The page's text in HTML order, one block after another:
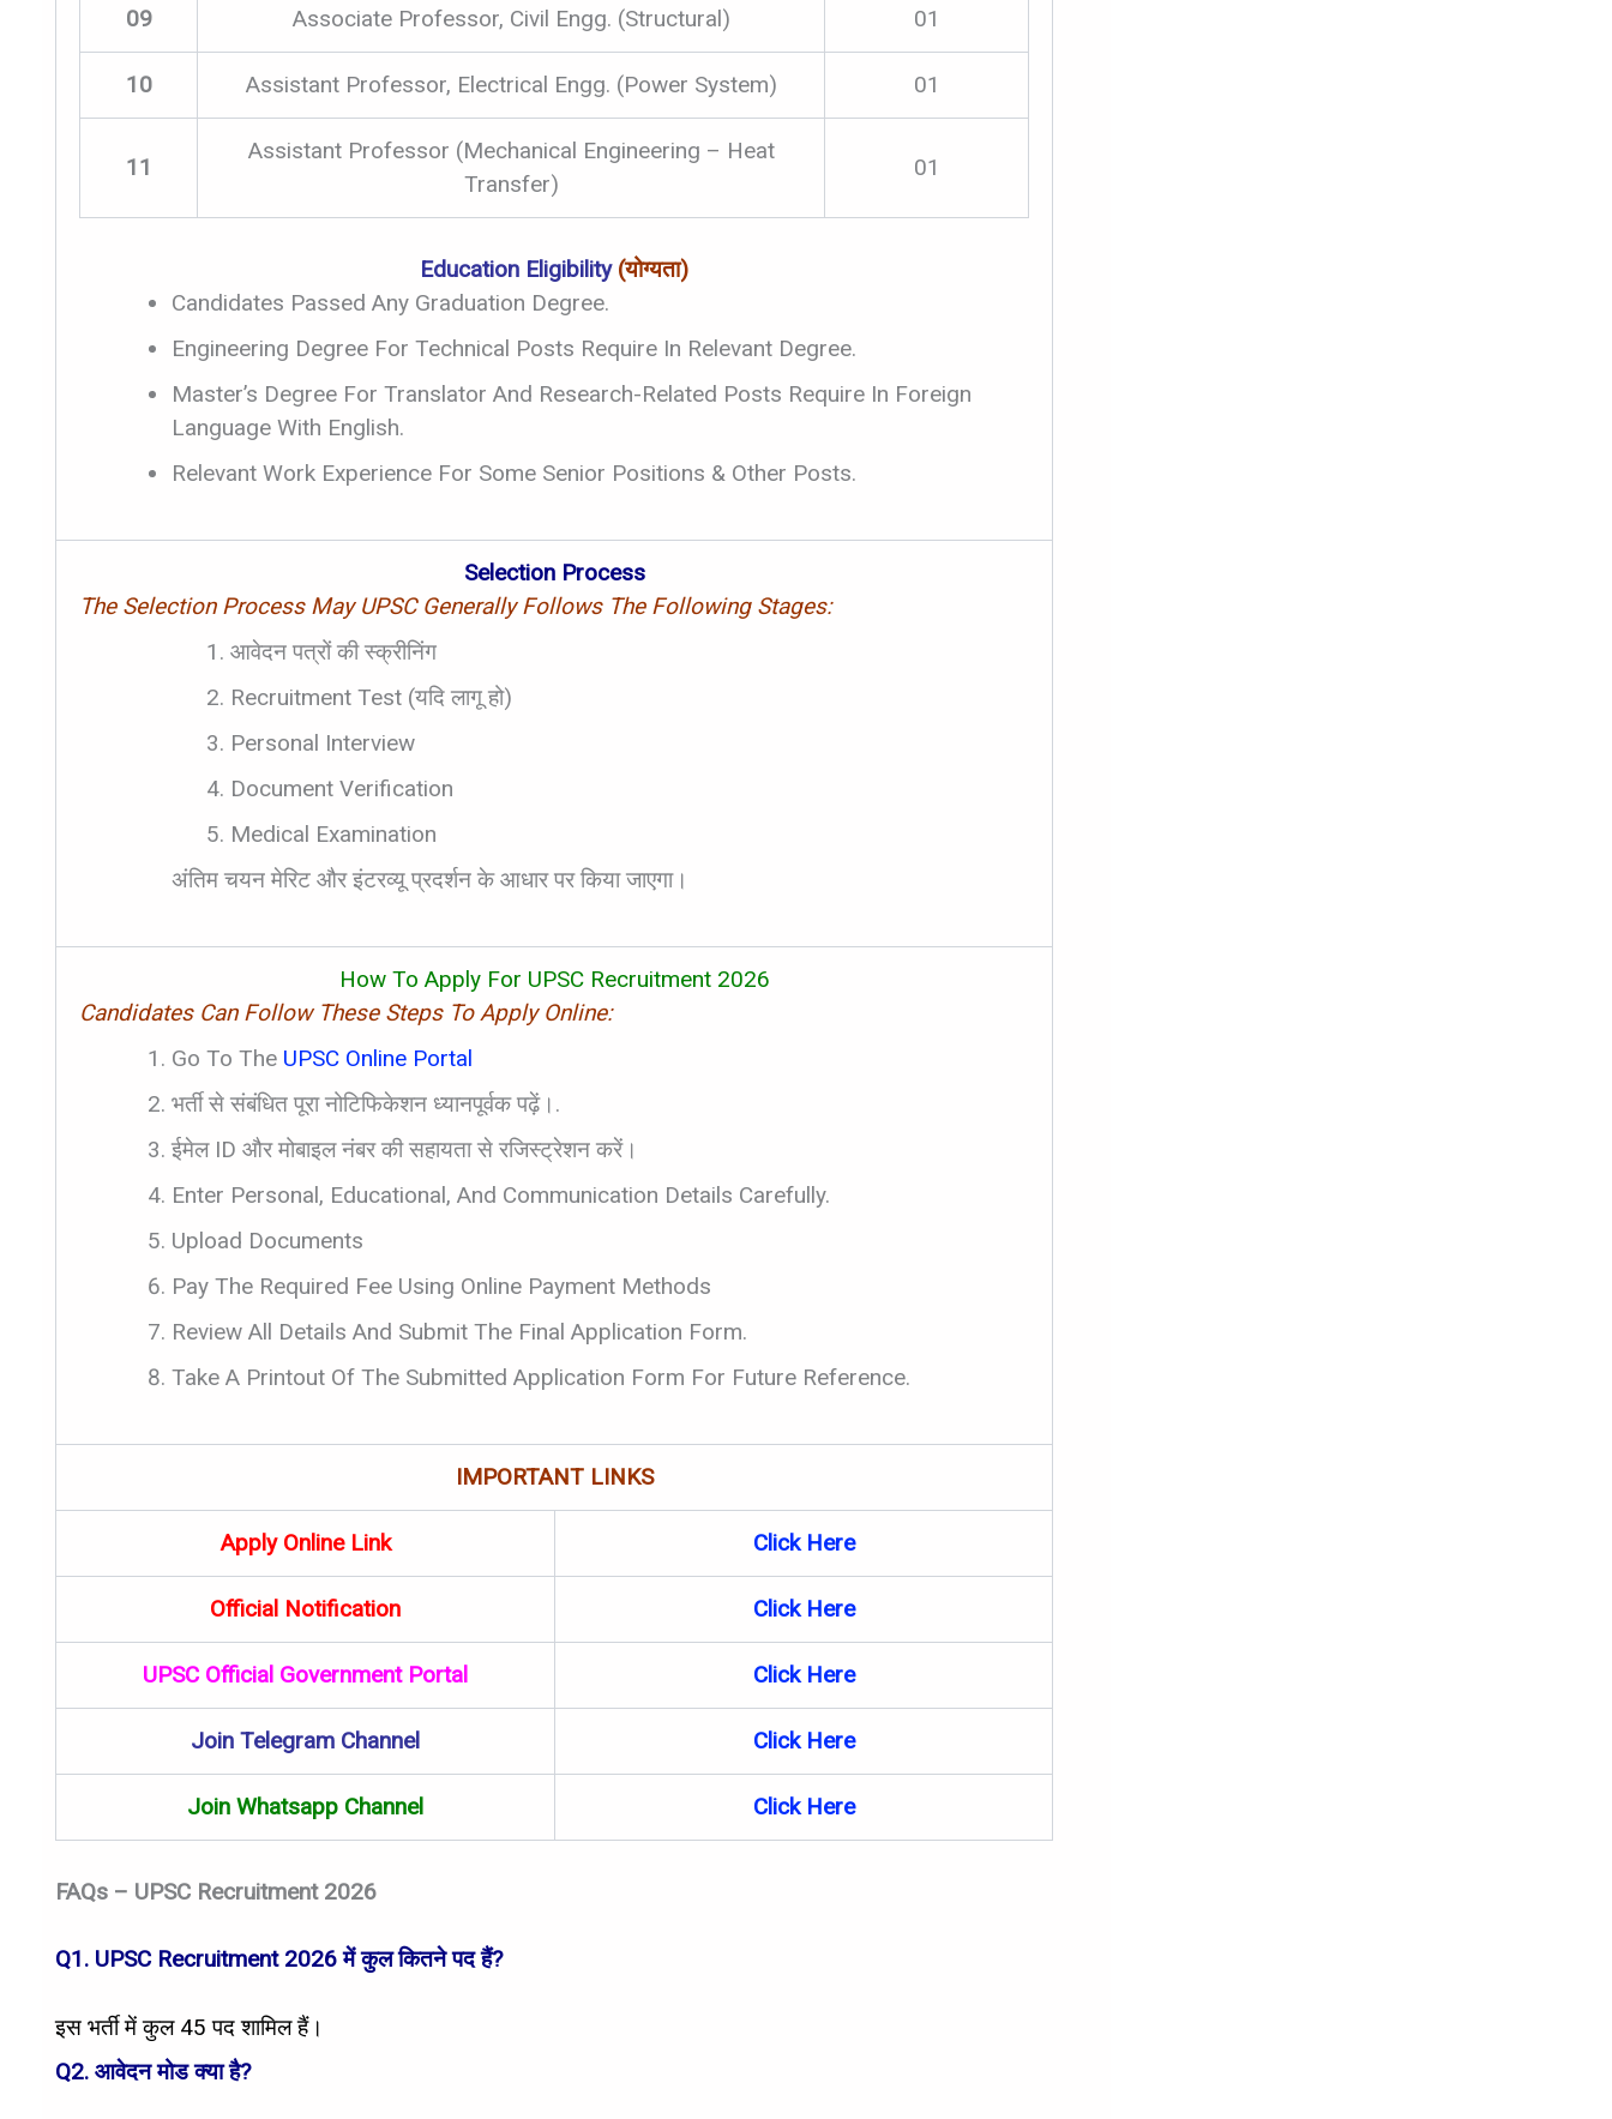
09 Associate Professor, Civil Engg. (Structural) 01
10 Assistant Professor, Electrical Engg. (Power System) 01
11
Assistant Professor (Mechanical Engineering – Heat
Transfer)
01
Education Eligibility(योग्यता)
Candidates Passed Any Graduation Degree.
Engineering Degree For Technical Posts Require In Relevant Degree.
Master’s Degree For Translator And Research-Related Posts Require In Foreign
Language With English.
Relevant Work Experience For Some Senior Positions & Other Posts.
Selection Process
The Selection Process May UPSC Generally Follows The Following Stages:
आवेदन पत्रों की स्क्रीनिंग
Recruitment Test (यदि लागू हो)
Personal Interview
Document Verification
Medical Examination
अंतिम चयन मेरिट और इंटरव्यू प्रदर्शन के आधार पर किया जाएगा।
How To Apply For UPSC Recruitment 2026
Candidates Can Follow These Steps To Apply Online:
Go To The UPSC Online Portal
भर्ती से संबंधित पूरा नोटिफिकेशन ध्यानपूर्वक पढ़ें।.
ईमेल ID और मोबाइल नंबर की सहायता से रजिस्ट्रेशन करें।
Enter Personal, Educational, And Communication Details Carefully.
Upload Documents
Pay The Required Fee Using Online Payment Methods
Review All Details And Submit The Final Application Form.
Take A Printout Of The Submitted Application Form For Future Reference.
IMPORTANT LINKS
Apply Online Link Click Here
Official Notification Click Here
UPSC Official Government Portal Click Here
Join Telegram Channel Click Here
Join Whatsapp Channel Click Here
FAQs – UPSC Recruitment 2026
Q1. UPSC Recruitment 2026 में कुल कितने पद हैं?
इस भर्ती में कुल 45 पद शामिल हैं।
Q2. आवेदन मोड क्या है?